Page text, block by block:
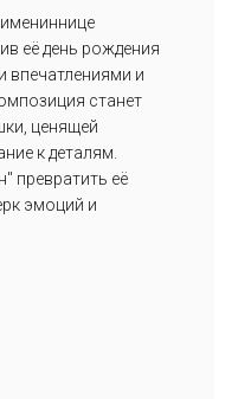
её день рождения
впечатлениями и
станет
ценящей
к деталям.
превратить её
эмоций и